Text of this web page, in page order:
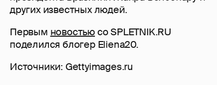
других известных людей.
Первым новостьюсо SPLETNIK.RU
поделился блогер Eliena20.
Источники: Gettyimages.ru